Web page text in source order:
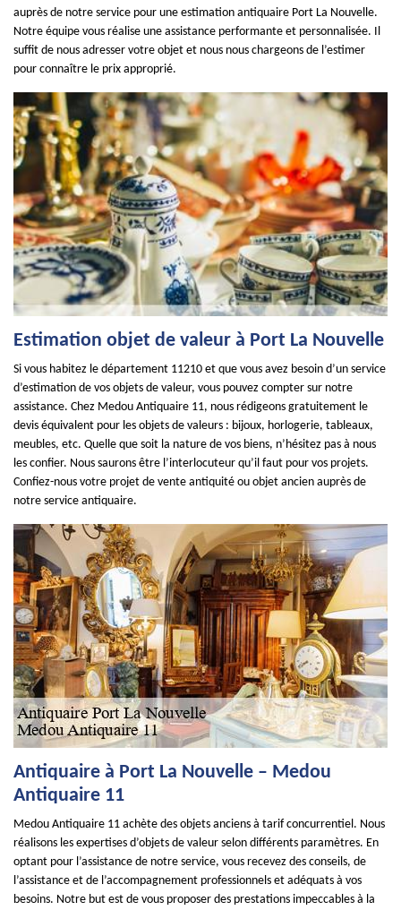
auprès de notre service pour une estimation antiquaire Port La Nouvelle.
Notre équipe vous réalise une assistance performante et personnalisée. Il
suffit de nous adresser votre objet et nous nous chargeons de l’estimer
pour connaître le prix approprié.
Estimation objet de valeur à Port La Nouvelle
Si vous habitez le département 11210 et que vous avez besoin d’un service
d’estimation de vos objets de valeur, vous pouvez compter sur notre
assistance. Chez Medou Antiquaire 11, nous rédigeons gratuitement le
devis équivalent pour les objets de valeurs : bijoux, horlogerie, tableaux,
meubles, etc. Quelle que soit la nature de vos biens, n’hésitez pas à nous
les confier. Nous saurons être l’interlocuteur qu’il faut pour vos projets.
Confiez-nous votre projet de vente antiquité ou objet ancien auprès de
notre service antiquaire.
Antiquaire à Port La Nouvelle – Medou
Antiquaire 11
Medou Antiquaire 11 achète des objets anciens à tarif concurrentiel. Nous
réalisons les expertises d’objets de valeur selon différents paramètres. En
optant pour l’assistance de notre service, vous recevez des conseils, de
l’assistance et de l’accompagnement professionnels et adéquats à vos
besoins. Notre but est de vous proposer des prestations impeccables à la